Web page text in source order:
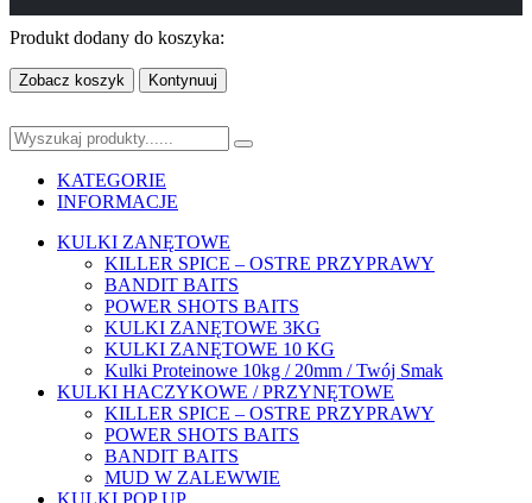
Produkt dodany do koszyka:
Zobacz koszyk Kontynuuj
KATEGORIE
INFORMACJE
KULKI ZANĘTOWE
KILLER SPICE – OSTRE PRZYPRAWY
BANDIT BAITS
POWER SHOTS BAITS
KULKI ZANĘTOWE 3KG
KULKI ZANĘTOWE 10 KG
Kulki Proteinowe 10kg / 20mm / Twój Smak
KULKI HACZYKOWE / PRZYNĘTOWE
KILLER SPICE – OSTRE PRZYPRAWY
POWER SHOTS BAITS
BANDIT BAITS
MUD W ZALEWWIE
KULKI POP UP